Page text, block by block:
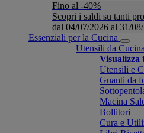
Fino al -40%
Scopri i saldi su tanti
dal 04/07/2026 al 31/
Essenziali per la Cucina
Utensili da Cucina
Visualizza
Utensili e
Guanti da
Macina
Bollitori
Cura e